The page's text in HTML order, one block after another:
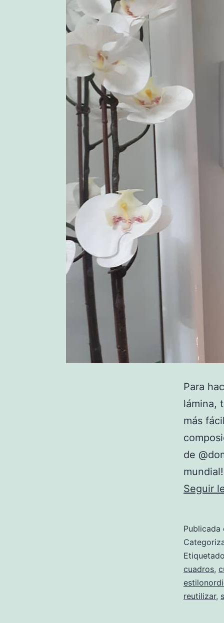
Para
lámina,
más
de
Seguir
Publicada
cuadros,
reutilizar,